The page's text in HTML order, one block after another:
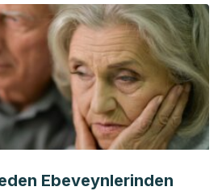
Ebeveynlerinden